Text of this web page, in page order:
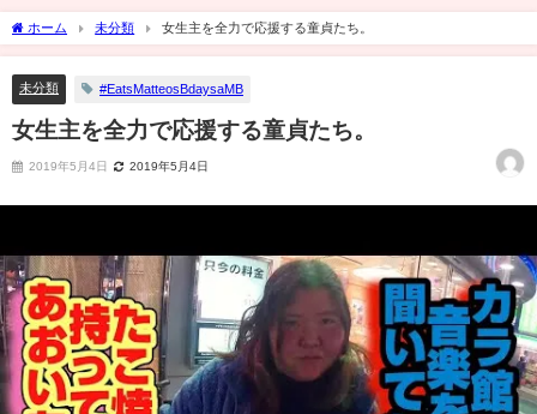
ホーム 未分類 女生主を全力で応援する童貞たち。
未分類 #EatsMatteosBdaysaMB
女生主を全力で応援する童貞たち。
2019年5月4日 2019年5月4日